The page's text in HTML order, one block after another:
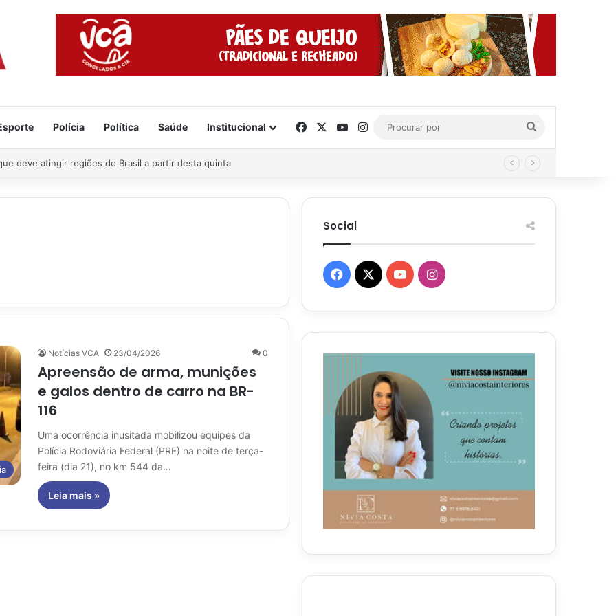
Polícia Política Saúde Institucional FacebookYouTube
Instagram
por
tragédia
Notícias VCA 23/04/2026 0
Apreensão de arma, munições
e galos dentro de carro na BR-
116
Uma ocorrência inusitada mobilizou equipes da
Polícia Rodoviária Federal (PRF) na noite de terça-
feira (dia 21), no km 544 da…
Leia mais »
Social
Facebook
X YouTubeInstagram